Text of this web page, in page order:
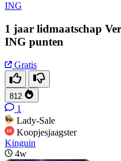
ING
1 jaar lidmaatschap
ING punten
Gratis
812
1
Lady-Sale
Koopjesjaagster
Kinguin
4w